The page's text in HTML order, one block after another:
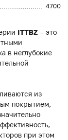
4700
ITTBZ – это
в неглубокие
из
покрытием,
при этом